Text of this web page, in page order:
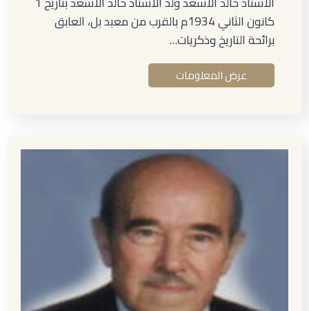
كانون الثاني 1934م بالقرب من معبد بل، العابق
برائحة التاريخ وذكريات…
عرض المعلومات